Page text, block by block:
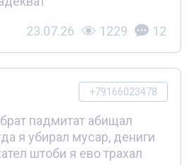
23.07.26 1229 12
+79166023478
падмитат абищал
я убирал мусар, дениги
штоби я ево трахал